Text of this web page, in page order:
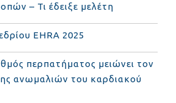
– Τι έδειξε μελέτη
EHRA 2025
περπατήματος μειώνει τον
ανωμαλιών του καρδιακού